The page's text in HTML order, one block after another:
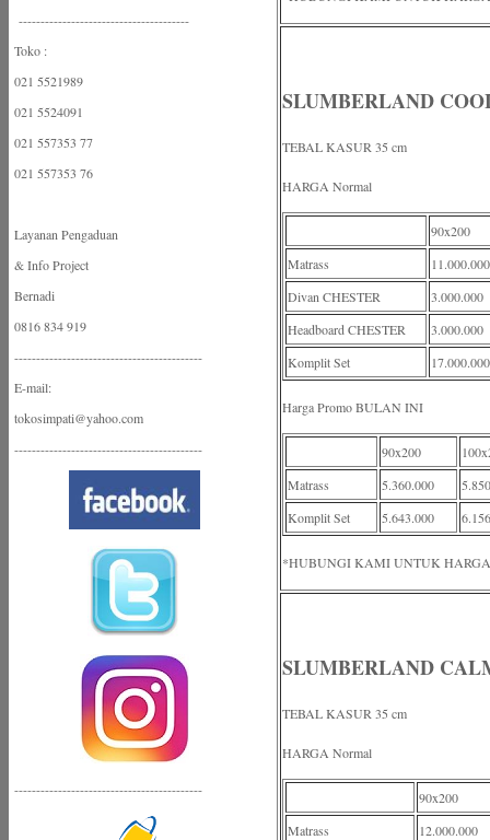
---------------------------------------
Toko :
021 5521989
021 5524091
021 557353 77
021 557353 76
Layanan Pengaduan
& Info Project
Bernadi
0816 834 919
-------------------------------------------
E-mail:
tokosimpati@yahoo.com
-------------------------------------------
-------------------------------------------
SLUMBERLAND
TEBAL KASUR 35 cm
HARGA Normal
90x200
Matrass
11.000.000
Divan CHESTER
3.000.000
Headboard CHESTER
3.000.000
Komplit Set
17.000.000
Harga Promo BULAN INI
90x200
Matrass
5.360.000
Komplit Set
5.643.000
*HUBUNGI KAMI UNTUK
SLUMBERLAND
TEBAL KASUR 35 cm
HARGA Normal
90x200
Matrass
12.000.000